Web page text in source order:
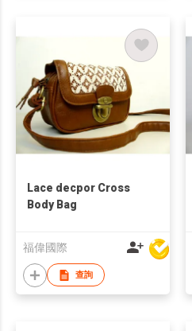
Lace decpor Cross
Body Bag
福偉國際
查詢